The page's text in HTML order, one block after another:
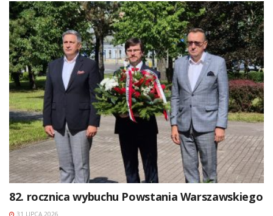
82. rocznica wybuchu Powstania Warszawskiego
31 LIPCA 2026